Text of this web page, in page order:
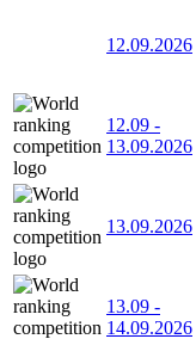
12.09.2026
12.09 -
13.09.2026
13.09.2026
13.09 -
14.09.2026